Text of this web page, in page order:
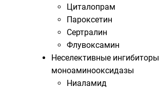
Циталопрам
Пароксетин
Сертралин
Флувоксамин
Неселективные ингибиторы
моноаминооксидазы
Ниаламид